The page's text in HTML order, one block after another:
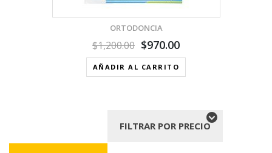
ORTODONCIA
$1,200.00 $970.00
AÑADIR AL CARRITO
FILTRAR POR PRECIO